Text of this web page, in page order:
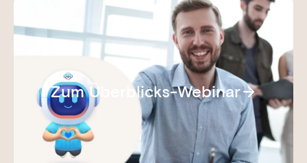
Zum Überblicks-Webinar